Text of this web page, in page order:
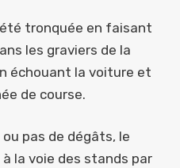
tronquée en faisant
les graviers de la
échouant la voiture et
de course.
pas de dégâts, le
la voie des stands par